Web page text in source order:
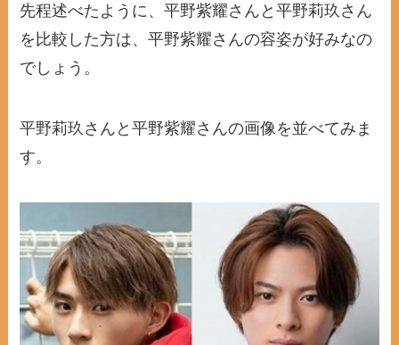
先程述べたように、平野紫耀さんと平野莉玖さん
を比較した方は、平野紫耀さんの容姿が好みなの
でしょう。
平野莉玖さんと平野紫耀さんの画像を並べてみま
す。